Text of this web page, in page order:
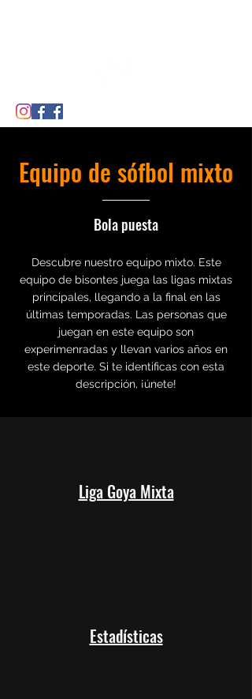
Equipo de sófbol mixto
Bola puesta
Descubre nuestro equipo mixto. Este
equipo de bisontes juega las ligas mixtas
principales, llegando a la final en las
últimas temporadas. Las personas que
juegan en este equipo son
experimenradas y llevan varios años en
este deporte. Si te identificas con esta
descripción, ¡únete!
Liga Goya Mixta
Estadísticas